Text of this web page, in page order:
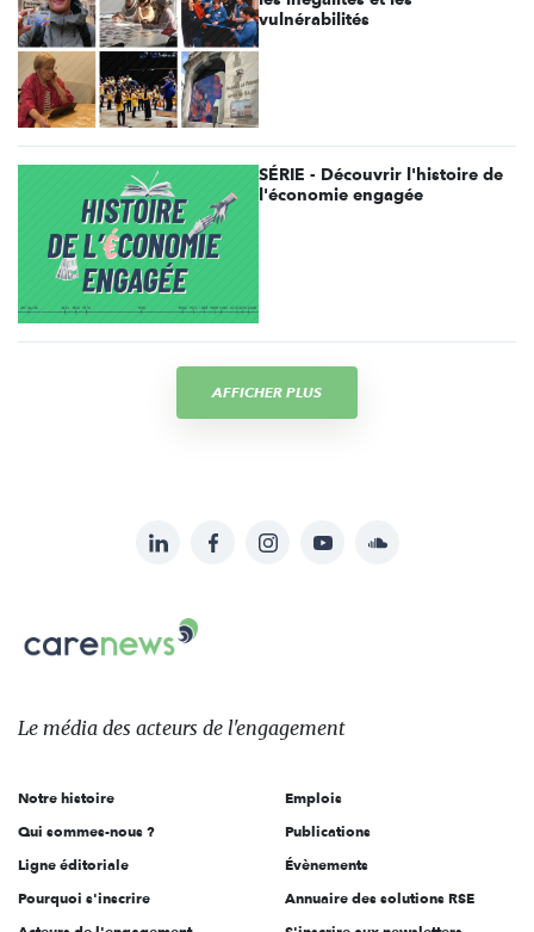
vulnérabilités
SÉRIE - Découvrir l'histoire de
l'économie engagée
AFFICHER PLUS
sur:
LinkedInFacebookInstagramYouTubeSoundcloud
Carenews,
Le
des
l'engagement
Le média des acteurs de l'engagement
Notre histoire
Qui sommes-nous ?
Ligne éditoriale
Pourquoi s'inscrire
Emplois
Publications
Évènements
Annuaire des solutions RSE